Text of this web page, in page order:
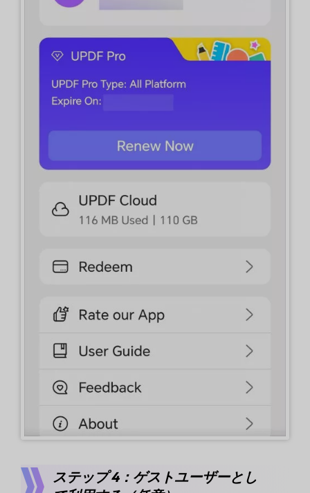
ステップ 4：ゲストユーザーとし